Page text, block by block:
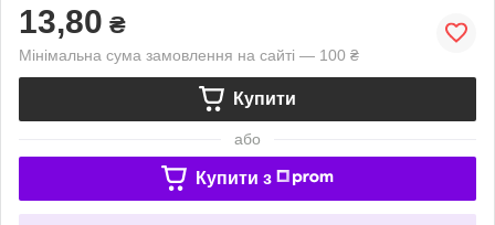
13,80 ₴
Мінімальна сума замовлення на сайті — 100 ₴
Купити
або
Купити з